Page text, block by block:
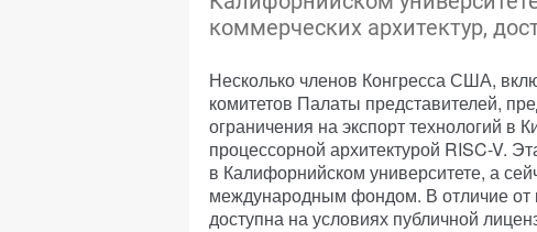
коммерческих архитектур,
Несколько членов Конгресса США,
комитетов Палаты представителей,
ограничения на экспорт технологий в
процессорной архитектурой RISC-V.
в Калифорнийском университете, а
международным фондом. В отличие от
доступна на условиях публичной